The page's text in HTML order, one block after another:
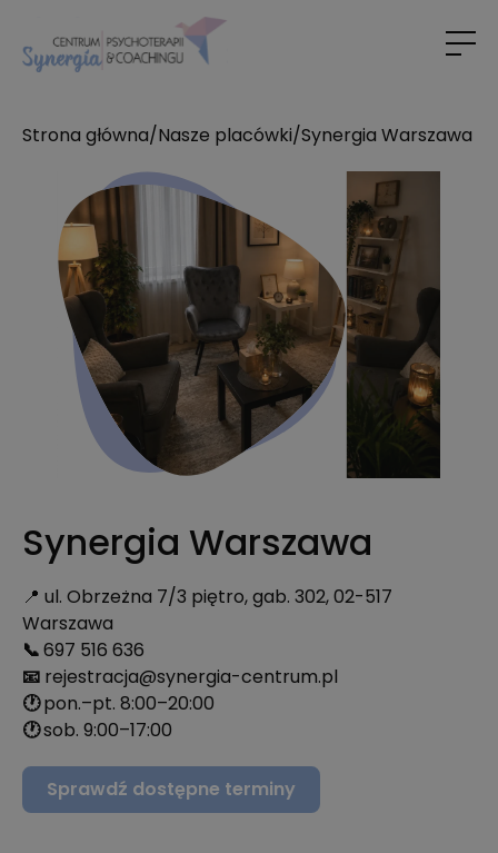
Strona główna/Nasze placówki/Synergia Warszawa
Synergia Warszawa
📍 ul. Obrzeżna 7/3 piętro, gab. 302, 02-517
Warszawa
📞697 516 636
📧 rejestracja@synergia-centrum.pl
🕐pon.–pt. 8:00–20:00
🕐sob. 9:00–17:00
Sprawdź dostępne terminy